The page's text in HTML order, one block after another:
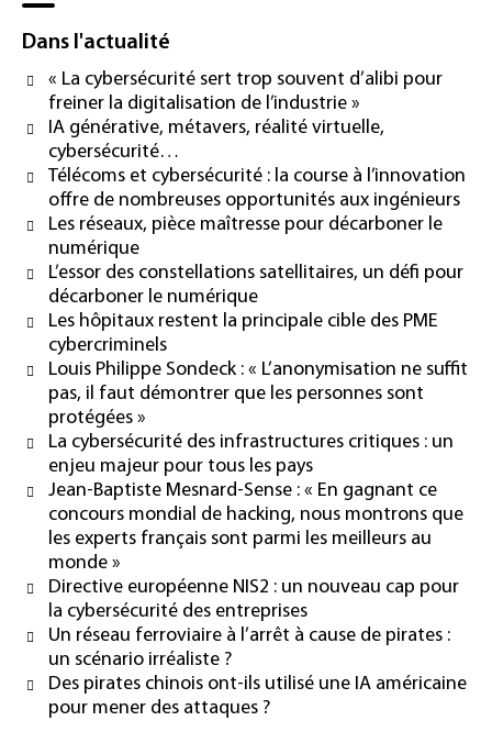
Dans l'actualité
« La cybersécurité sert trop souvent d’alibi pour
freiner la digitalisation de l’industrie »
IA générative, métavers, réalité virtuelle,
cybersécurité…
Télécoms et cybersécurité : la course à l’innovation
offre de nombreuses opportunités aux ingénieurs
Les réseaux, pièce maîtresse pour décarboner le
numérique
L’essor des constellations satellitaires, un défi pour
décarboner le numérique
Les hôpitaux restent la principale cible des PME
cybercriminels
Louis Philippe Sondeck : « L’anonymisation ne suffit
pas, il faut démontrer que les personnes sont
protégées »
La cybersécurité des infrastructures critiques : un
enjeu majeur pour tous les pays
Jean-Baptiste Mesnard-Sense : « En gagnant ce
concours mondial de hacking, nous montrons que
les experts français sont parmi les meilleurs au
monde »
Directive européenne NIS2 : un nouveau cap pour
la cybersécurité des entreprises
Un réseau ferroviaire à l’arrêt à cause de pirates :
un scénario irréaliste ?
Des pirates chinois ont-ils utilisé une IA américaine
pour mener des attaques ?